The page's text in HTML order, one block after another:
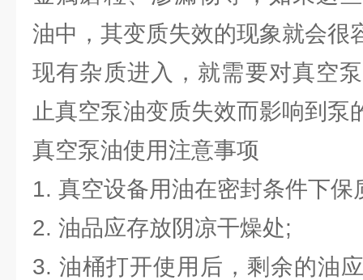
油中，其变质失效的现象就会很
现有杂质进入，就需要对真空
止真空泵油变质失效而影响到泵
真空泵油使用注意事项
1. 真空设备用油在密封条件下
2. 油品应存放阴凉干燥处;
3. 油桶打开使用后，剩余的油